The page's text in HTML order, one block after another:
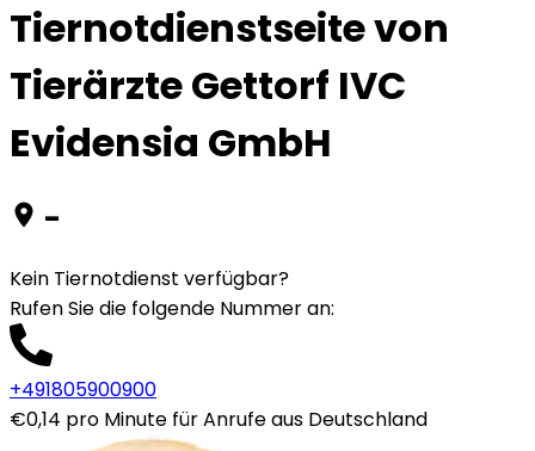
Tiernotdienstseite von
Tierärzte Gettorf IVC
Evidensia GmbH
-
Kein Tiernotdienst verfügbar?
Rufen Sie die folgende Nummer an:
+491805900900
€0,14 pro Minute für Anrufe aus Deutschland